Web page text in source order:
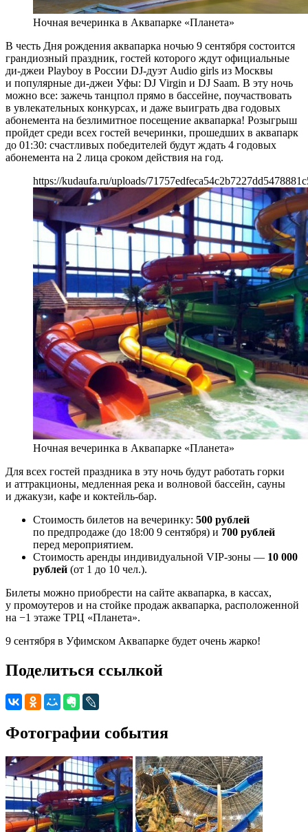
Ночная вечеринка в Аквапарке «Планета»
В честь Дня рождения аквапарка ночью 9 сентября состоится
грандиозный праздник, гостей которого ждут официальные
ди-джеи Playboy в России DJ-дуэт Audio girls из Москвы
и популярные ди-джеи Уфы: DJ Virgin и DJ Saam. В эту ночь
можно все: зажечь танцпол прямо в бассейне, поучаствовать
в увлекательных конкурсах, и даже выиграть два годовых
абонемента на безлимитное посещение аквапарка! Розыгрыш
пройдет среди всех гостей вечеринки, прошедших в аквапарк
до 01:30: счастливых победителей будут ждать 4 годовых
абонемента на 2 лица сроком действия на год.
https://kudaufa.ru/uploads/
Ночная вечеринка в Аквапарке «Планета»
Для всех гостей праздника в эту ночь будут работать горки
и аттракционы, медленная река и волновой бассейн, сауны
и джакузи, кафе и коктейль-бар.
Стоимость билетов на вечеринку: 500 рублей
по предпродаже (до 18:00 9 сентября) и 700 рублей
перед мероприятием.
Стоимость аренды индивидуальной VIP-зоны — 10 000
рублей (от 1 до 10 чел.).
Билеты можно приобрести на сайте аквапарка, в кассах,
у промоутеров и на стойке продаж аквапарка, расположенной
на −1 этаже ТРЦ «Планета».
9 сентября в Уфимском Аквапарке будет очень жарко!
Поделиться ссылкой
Фотографии события